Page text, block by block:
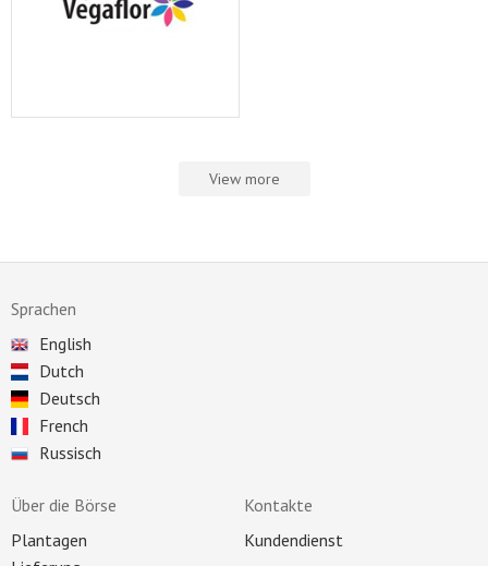
View more
Sprachen
English
Dutch
Deutsch
French
Russisch
Über die Börse
Plantagen
Kontakte
Kundendienst